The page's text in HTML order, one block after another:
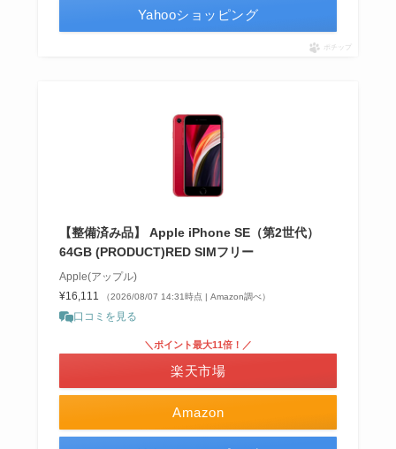
Yahooショッピング
ポチップ
【整備済み品】 Apple iPhone SE（第2世代）
64GB (PRODUCT)RED SIMフリー
Apple(アップル)
¥16,111
（2026/08/07 14:31時点 | Amazon調べ）
口コミを見る
Amazon
＼ポイント最大11倍！／
楽天市場